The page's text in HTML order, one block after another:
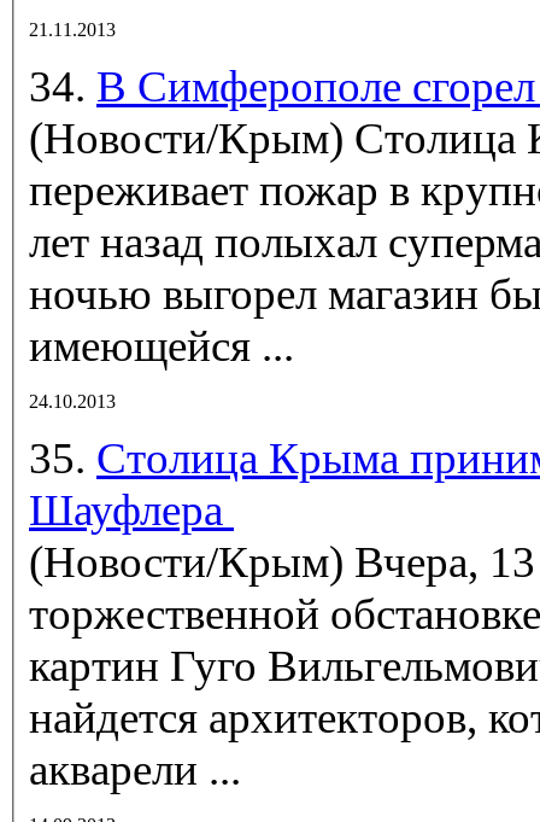
21.11.2013
34. В Симферополе
(Новости/Крым) Столица
переживает пожар в
лет назад полыхал
ночью выгорел магазин
имеющейся ...
24.10.2013
35. Столица Крыма
Шауфлера
(Новости/Крым) Вчера,
торжественной
картин Гуго
найдется архитекторов,
акварели ...